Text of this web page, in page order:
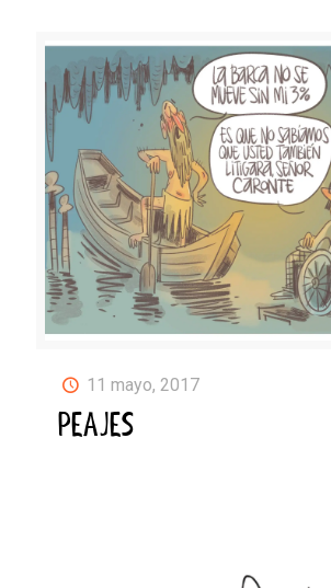
11 mayo, 2017
PEAJES